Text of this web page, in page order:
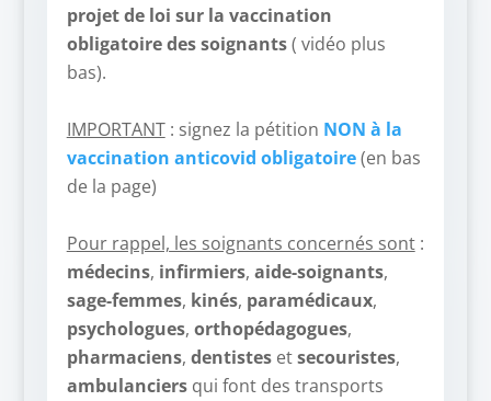
projet de loi sur la vaccination
obligatoire des soignants( vidéo plus
bas).
IMPORTANT: signez la pétition NON à la
vaccination anticovid obligatoire(en bas
de la page)
Pour rappel, les soignants concernés sont:
médecins, infirmiers, aide-soignants,
sage-femmes, kinés, paramédicaux,
psychologues, orthopédagogues,
pharmaciens, dentistesetsecouristes,
ambulanciersqui font des transports